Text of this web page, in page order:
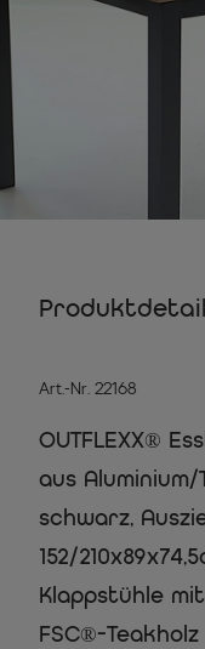
Art.-Nr. 22168
OUTFLEXX®
aus Aluminium/
schwarz,
152/
Klappstühle
FSC®-Teakholz